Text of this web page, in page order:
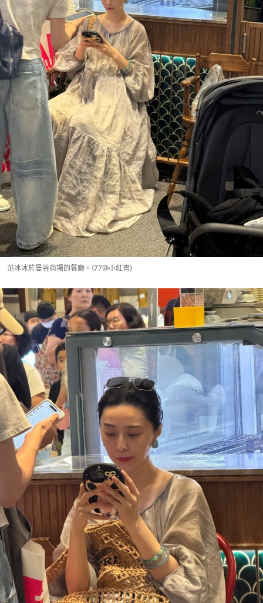
范冰冰於曼谷商場的餐廳。(77@小紅書)